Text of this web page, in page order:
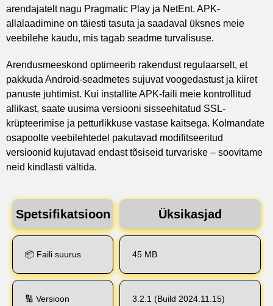
arendajatelt nagu Pragmatic Play ja NetEnt. APK-
allalaadimine on täiesti tasuta ja saadaval üksnes meie
veebilehe kaudu, mis tagab seadme turvalisuse.
Arendusmeeskond optimeerib rakendust regulaarselt, et
pakkuda Android-seadmetes sujuvat voogedastust ja kiiret
panuste juhtimist. Kui installite APK-faili meie kontrollitud
allikast, saate uusima versiooni sisseehitatud SSL-
krüpteerimise ja petturlikkuse vastase kaitsega. Kolmandate
osapoolte veebilehtedel pakutavad modifitseeritud
versioonid kujutavad endast tõsiseid turvariske – soovitame
neid kindlasti vältida.
Spetsifikatsioon Üksikasjad
📦 Faili suurus 45 MB
🔢 Versioon 3.2.1 (Build 2024.11.15)